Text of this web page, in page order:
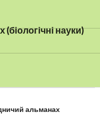
науки)
альманах